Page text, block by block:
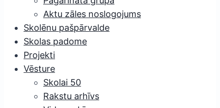
Aktu zāles noslogojums
Skolēnu pašpārvalde
Skolas padome
Projekti
Vēsture
Skolai 50
Rakstu arhīvs